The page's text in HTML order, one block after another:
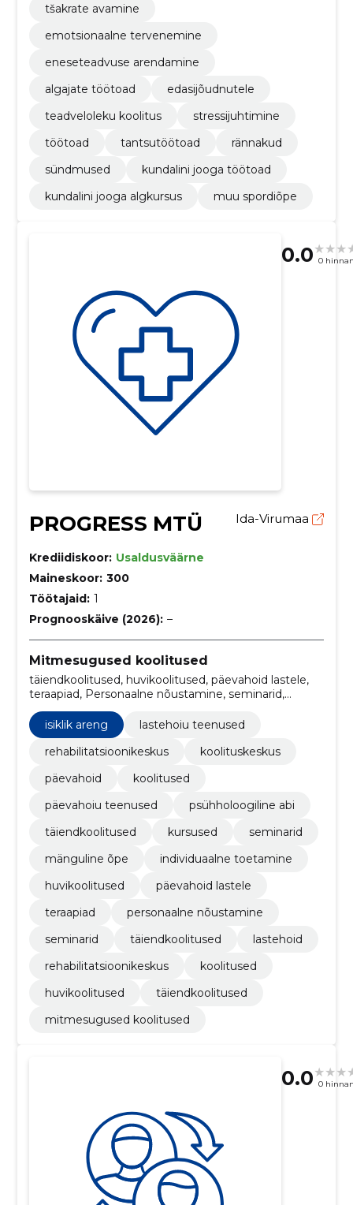
tšakrate avamine
emotsionaalne tervenemine
eneseteadvuse arendamine
algajate töötoad
edasijõudnutele
teadveloleku koolitus
stressijuhtimine
töötoad
tantsutöötoad
rännakud
sündmused
kundalini jooga töötoad
kundalini jooga algkursus
muu spordiõpe
0.0 0
PROGRESS MTÜ Ida-Virumaa
Krediidiskoor: Usaldusväärne
Maineskoor: 300
Töötajaid: 1
Prognooskäive (2026): –
Mitmesugused koolitused
täiendkoolitused, huvikoolitused, päevahoid lastele,
teraapiad, Personaalne nõustamine, seminarid,
arengisiklik areng
lastehoiu teenused
rehabilitatsioonikeskus
koolituskeskus
päevahoid
koolitused
päevahoiu teenused
psühholoogiline abi
täiendkoolitused
kursused
seminarid
mänguline õpe
individuaalne toetamine
huvikoolitused
päevahoid lastele
teraapiad
personaalne nõustamine
seminarid
täiendkoolitused
lastehoid
rehabilitatsioonikeskus
koolitused
huvikoolitused
täiendkoolitused
mitmesugused koolitused
0.0 0